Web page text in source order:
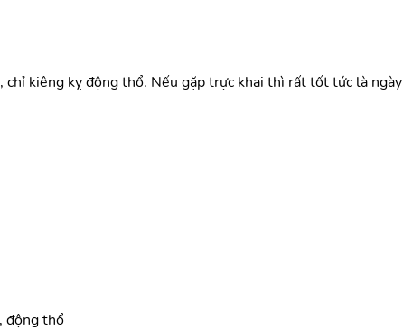
chỉ kiêng kỵ động thổ. Nếu gặp trực khai thì rất tốt tức là ngày
động thổ